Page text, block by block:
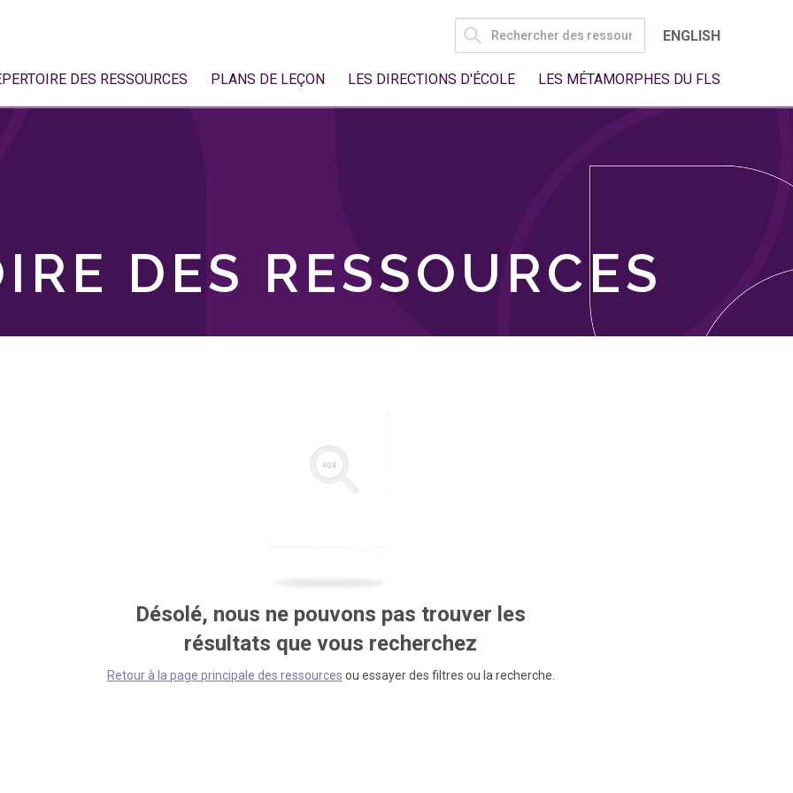
SEARCH
FOR:
ENGLISH
DES RESSOURCES PLANS DE LEÇON LES DIRECTIONS D'ÉCOLE LES MÉTAMORPHES DU FLS
DES RESSOURCES
Désolé, nous ne pouvons pas trouver les
résultats que vous recherchez
Retour à la page principale des ressources ou essayer des filtres ou la recherche.